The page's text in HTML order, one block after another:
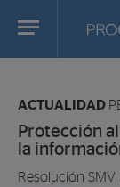
en:
ACTUALIDAD
Protección
la
Resolución SMV